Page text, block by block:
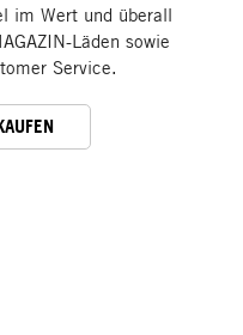
im Wert und überall
Läden sowie
Service.